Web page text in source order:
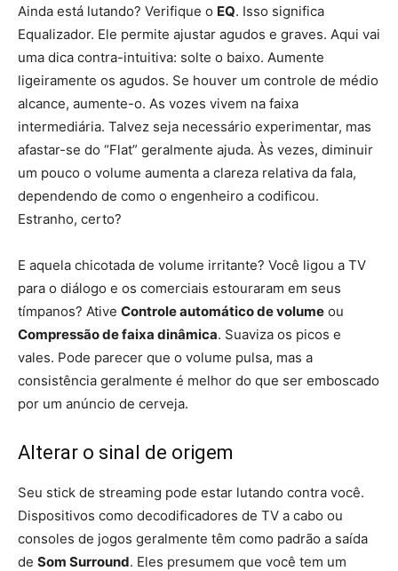
Ainda está lutando? Verifique o EQ. Isso significa
Equalizador. Ele permite ajustar agudos e graves. Aqui vai
uma dica contra-intuitiva: solte o baixo. Aumente
ligeiramente os agudos. Se houver um controle de médio
alcance, aumente-o. As vozes vivem na faixa
intermediária. Talvez seja necessário experimentar, mas
afastar-se do “Flat” geralmente ajuda. Às vezes, diminuir
um pouco o volume aumenta a clareza relativa da fala,
dependendo de como o engenheiro a codificou.
Estranho, certo?
E aquela chicotada de volume irritante? Você ligou a TV
para o diálogo e os comerciais estouraram em seus
tímpanos? Ative Controle automático de volume ou
Compressão de faixa dinâmica. Suaviza os picos e
vales. Pode parecer que o volume pulsa, mas a
consistência geralmente é melhor do que ser emboscado
por um anúncio de cerveja.
Alterar o sinal de origem
Seu stick de streaming pode estar lutando contra você.
Dispositivos como decodificadores de TV a cabo ou
consoles de jogos geralmente têm como padrão a saída
de Som Surround. Eles presumem que você tem um